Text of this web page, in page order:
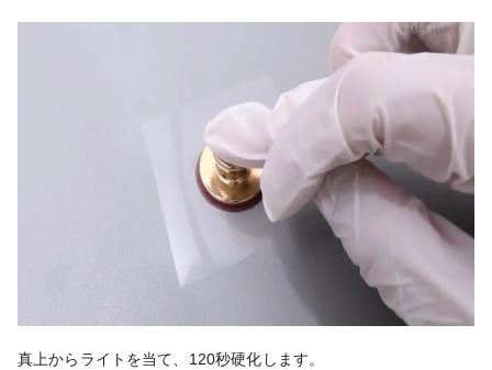
真上からライトを当て、120秒硬化します。